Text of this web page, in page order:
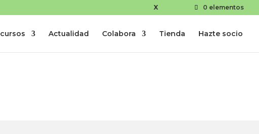
X 0 elementos
Actualidad Colabora Tienda Hazte socio